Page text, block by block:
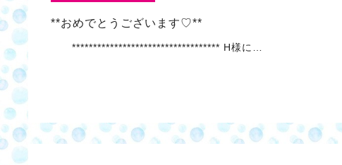
**おめでとうございます♡**
*********************************** H様に…